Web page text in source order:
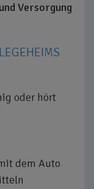
Versorgung
oder hört
dem Auto